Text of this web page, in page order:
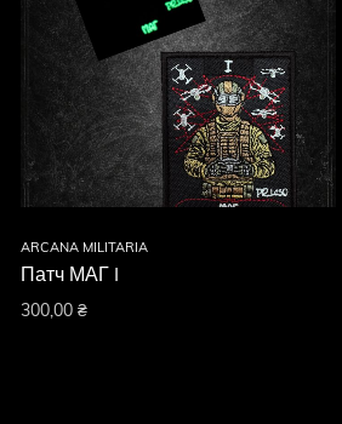
ARCANA MILITARIA
Патч МАГ I
300,00₴